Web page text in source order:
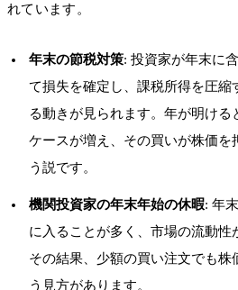
れています。
年末の節税対策: 投資家が年末に
て損失を確定し、課税所得を圧縮
る動きが見られます。年が明け
ケースが増え、その買いが株価を
う説です。
機関投資家の年末年始の休暇: 年
に入ることが多く、市場の流動性
その結果、少額の買い注文でも株
う見方があります。